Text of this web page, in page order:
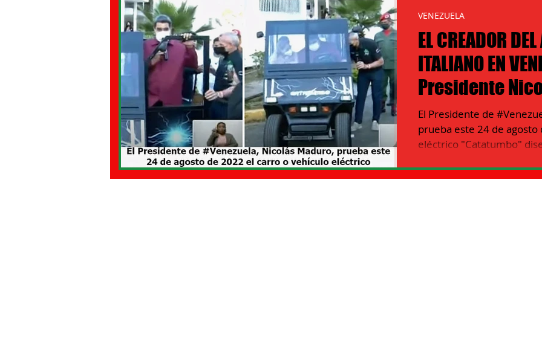
EL SALVADOR GUATEMALA HONDURAS MESSICO
PANAMA PARAGUAY PERU' PORTORICO REPUBBLICA DOMINICANA
SPAGNA URUGUAY VENEZUELA Información ITALIA
EL CREADOR
ITALIANO EN
Presidente
prueba
El Presidente de
prueba este 24 de
eléctrico "Catatumbo"
VENEZUELA